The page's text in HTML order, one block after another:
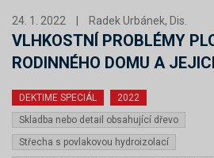
24. 1. 2022 Radek Urbánek, Dis.
VLHKOSTNÍ PROBLÉMY
RODINNÉHO DOMU A
DEKTIME SPECIÁL
2022
Skladba nebo detail obsahující dřevo
Střecha s povlakovou hydroizolací